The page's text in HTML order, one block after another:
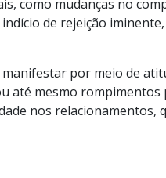
como mudanças no
de rejeição
manifestar por meio de
até mesmo
nos relacionamentos,